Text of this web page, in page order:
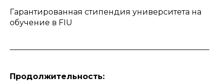
Гарантированная стипендия университета на
обучение в FIU
Продолжительность: